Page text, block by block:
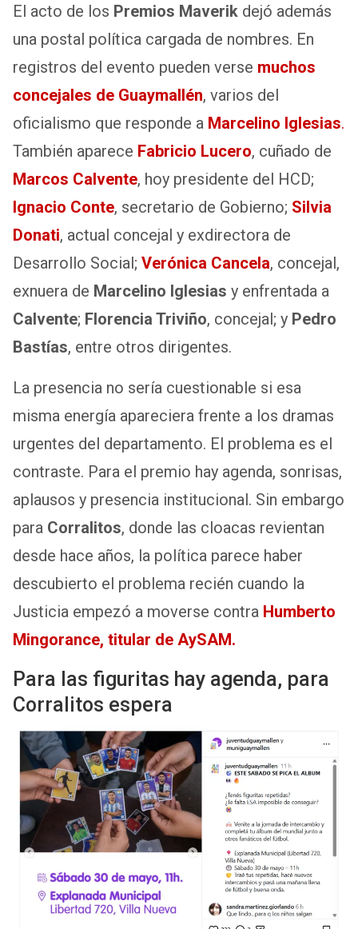
El acto de los Premios Maverik dejó además
una postal política cargada de nombres. En
registros del evento pueden verse muchos
concejales de Guaymallén, varios del
oficialismo que responde a Marcelino Iglesias.
También aparece Fabricio Lucero, cuñado de
Marcos Calvente, hoy presidente del HCD;
Ignacio Conte, secretario de Gobierno; Silvia
Donati, actual concejal y exdirectora de
Desarrollo Social; Verónica Cancela, concejal,
exnuera de Marcelino Iglesias y enfrentada a
Calvente; Florencia Triviño, concejal; y Pedro
Bastías, entre otros dirigentes.
La presencia no sería cuestionable si esa
misma energía apareciera frente a los dramas
urgentes del departamento. El problema es el
contraste. Para el premio hay agenda, sonrisas,
aplausos y presencia institucional. Sin embargo
para Corralitos, donde las cloacas revientan
desde hace años, la política parece haber
descubierto el problema recién cuando la
Justicia empezó a moverse contra Humberto
Mingorance, titular de AySAM.
Para las figuritas hay agenda, para
Corralitos espera